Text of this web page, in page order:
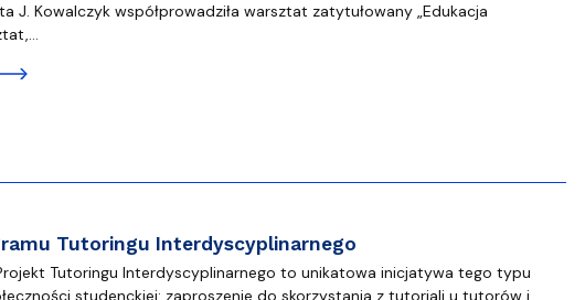
J. Kowalczyk współprowadziła warsztat zatytułowany „Edukacja
Tutoringu Interdyscyplinarnego
Tutoringu Interdyscyplinarnego to unikatowa inicjatywa tego typu
studenckiej: zaproszenie do skorzystania z tutoriali u tutorów i